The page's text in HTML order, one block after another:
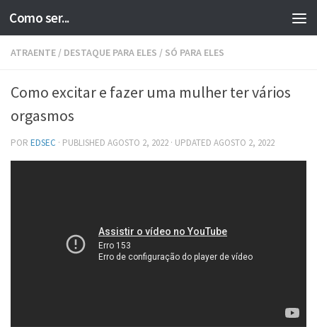
Skip to content
Como ser...
ATRAENTE / DESTAQUE PARA ELES / SÓ PARA ELES
Como excitar e fazer uma mulher ter vários
orgasmos
POR EDSEC · PUBLISHED AGOSTO 2, 2022 · UPDATED AGOSTO 2, 2022